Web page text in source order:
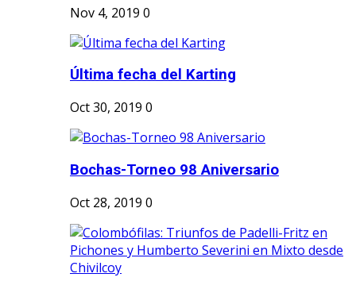
Nov 4, 2019 0
Última fecha del Karting
Oct 30, 2019 0
Bochas-Torneo 98 Aniversario
Oct 28, 2019 0